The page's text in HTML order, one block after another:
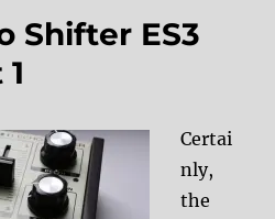
Shifter ES3
Certai
nly,
the